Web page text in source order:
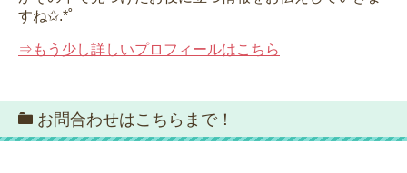
すね✩.*˚
⇒もう少し詳しいプロフィールはこちら
お問合わせはこちらまで！